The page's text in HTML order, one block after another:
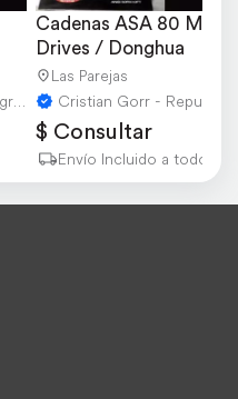
Cristian Gorr - Repuestos Agricolas
Cadenas ASA 80
Drives / Donghua
Las Parejas
$ Consultar
Envío Incluido a todo el